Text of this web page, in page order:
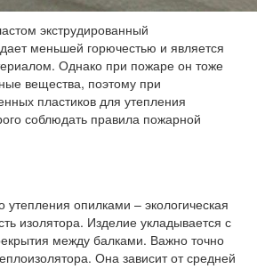
экструдированный
меньшей горючестью и является
Однако при пожаре он тоже
вещества, поэтому при
пластиков для утепления
соблюдать правила пожарной
утепления опилками – экологическая
изолятора. Изделие укладывается с
между балками. Важно точно
Она зависит от средней